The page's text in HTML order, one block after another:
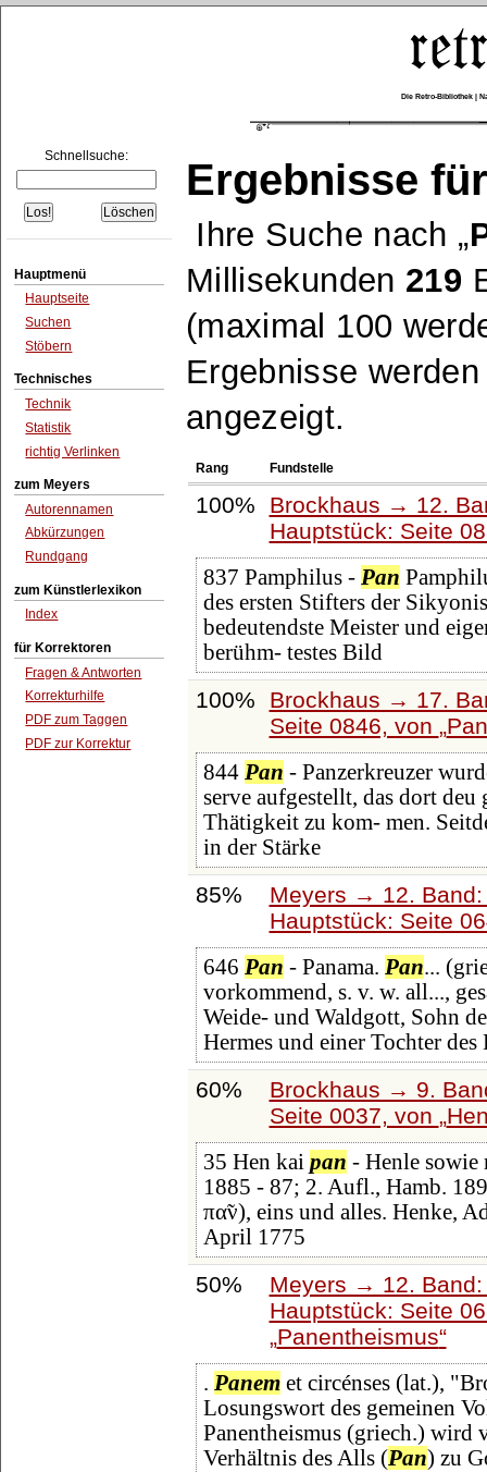
Die Retro-Bibliothek |
Schnellsuche:
Hauptmenü
Hauptseite
Suchen
Stöbern
Technisches
Technik
Statistik
richtig Verlinken
zum Meyers
Autorennamen
Abkürzungen
Rundgang
zum Künstlerlexikon
Index
für Korrektoren
Fragen & Antworten
Korrekturhilfe
PDF zum Taggen
PDF zur Korrektur
Ergebnisse
Ihre Suche nach
Millisekunden 219
(maximal 100
Ergebnisse
angezeigt.
Rang Fundstelle
100%
Brockhaus → 12.
Hauptstück: Seite
837 Pamphilus - Pan
des ersten Stifters der
bedeutendste Meister und
berühm- testes Bild
100%
Brockhaus → 17.
Seite 0846, von Pan
844 Pan - Panzerkreuzer
serve aufgestellt, das dort deu
Thätigkeit zu kom- men.
in der Stärke
85%
Meyers → 12.
Hauptstück: Seite
646 Pan - Panama. Pan...
vorkommend, s. v. w. all...,
Weide- und Waldgott, Sohn
Hermes und einer Tochter des
60%
Brockhaus → 9.
Seite 0037, von
35 Hen kai pan - Henle sowie
1885 - 87; 2. Aufl., Hamb.
πα̃ν), eins und alles. Henke,
April 1775
50%
Meyers → 12.
Hauptstück: Seite
Panentheismus
. Panemet circénses (lat.),
Losungswort des gemeinen
Panentheismus (griech.) wird
Verhältnis des Alls (Pan) zu